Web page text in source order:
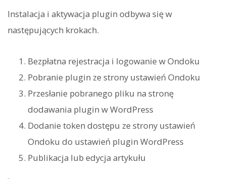
Instalacja i aktywacja plugin odbywa się w
następujących krokach.
Bezpłatna rejestracja i logowanie w Ondoku
Pobranie plugin ze strony ustawień Ondoku
Przesłanie pobranego pliku na stronę
dodawania plugin w WordPress
Dodanie token dostępu ze strony ustawień
Ondoku do ustawień plugin WordPress
Publikacja lub edycja artykułu